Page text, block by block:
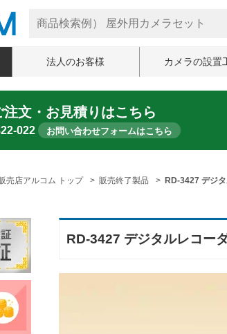
法人のお客様 カメラの設置
注文・お見積りはこちら
022 お問い合わせフォームはこちら
売店アルコム トップ 販売終了製品 RD-3427 デジ
RD-3427 デジタルレコー